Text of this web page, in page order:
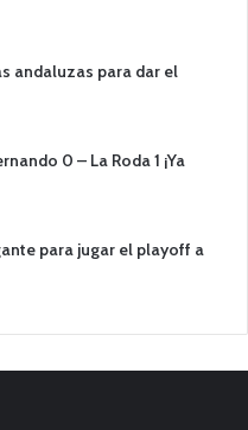
andaluzas para dar el
0 – La Roda 1 ¡Ya
para jugar el playoff a